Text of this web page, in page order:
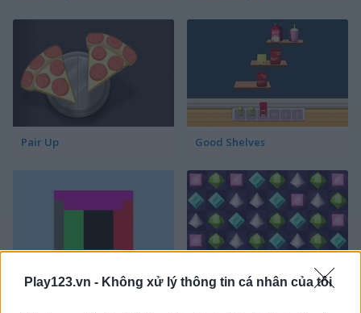
Play123.vn - Không xử lý thông tin cá nhân của tôi
Pair Up Good Shelves
Match 3 Squared Jewel Jungle